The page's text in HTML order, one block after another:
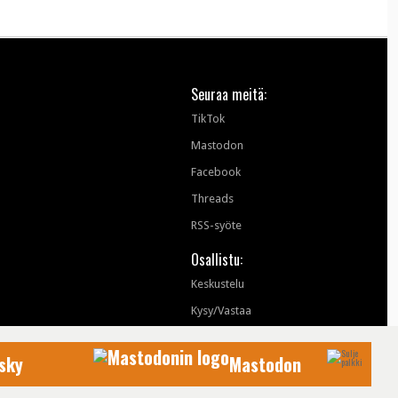
Seuraa meitä:
TikTok
Mastodon
Facebook
Threads
RSS-syöte
Osallistu:
Keskustelu
Kysy/Vastaa
Mastodon